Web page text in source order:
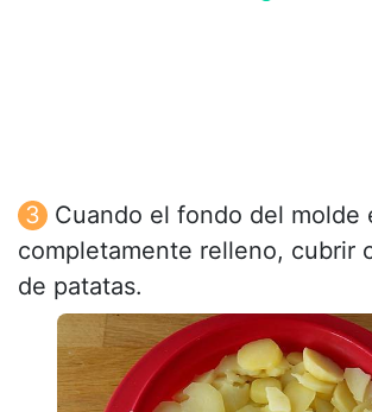
Cuando el fondo del molde
completamente relleno, cubrir
de patatas.